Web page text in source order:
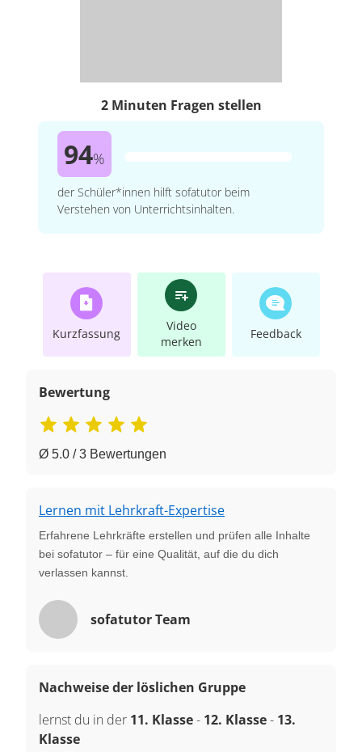
2 Minuten Fragen stellen
94%
der Schüler*innen hilft sofatutor beim
Verstehen von Unterrichtsinhalten.
Kurzfassung
Video
merken
Feedback
Bewertung
Ø 5.0 / 3 Bewertungen
Lernen mit Lehrkraft-Expertise
Erfahrene Lehrkräfte erstellen und prüfen alle Inhalte
bei sofatutor – für eine Qualität, auf die du dich
verlassen kannst.
sofatutor Team
Nachweise der löslichen Gruppe
lernst du in der 11. Klasse- 12. Klasse- 13.
Klasse